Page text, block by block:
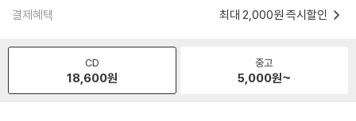
결제혜택 최대 2,000원 즉시할인
CD
18,600원
중고
5,000원~